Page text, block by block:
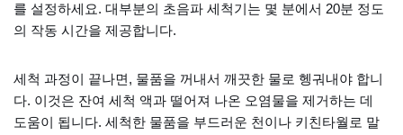
를 설정하세요. 대부분의 초음파 세척기는 몇 분에서 20분 정도
의 작동 시간을 제공합니다.
세척 과정이 끝나면, 물품을 꺼내서 깨끗한 물로 헹궈내야 합니
다. 이것은 잔여 세척 액과 떨어져 나온 오염물을 제거하는 데
도움이 됩니다. 세척한 물품을 부드러운 천이나 키친타월로 말